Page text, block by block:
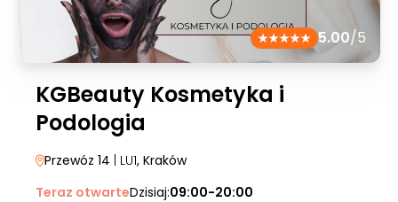
5.00/5
KGBeauty Kosmetyka i
Podologia
Przewóz 14 | LU1, Kraków
Teraz otwarteDzisiaj:09:00-20:00